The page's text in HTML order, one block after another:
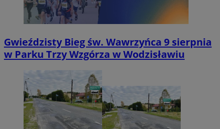
Gwieździsty Bieg św. Wawrzyńca 9 sierpnia
w Parku Trzy Wzgórza w Wodzisławiu